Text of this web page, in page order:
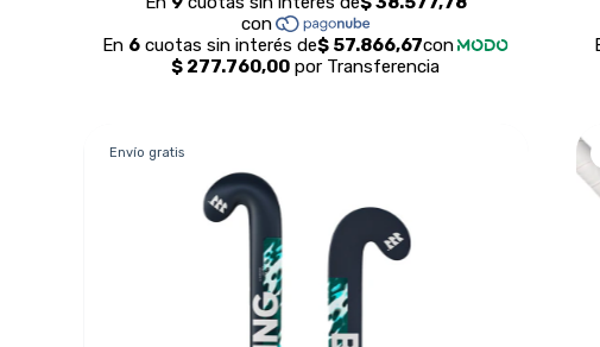
Envío gratis